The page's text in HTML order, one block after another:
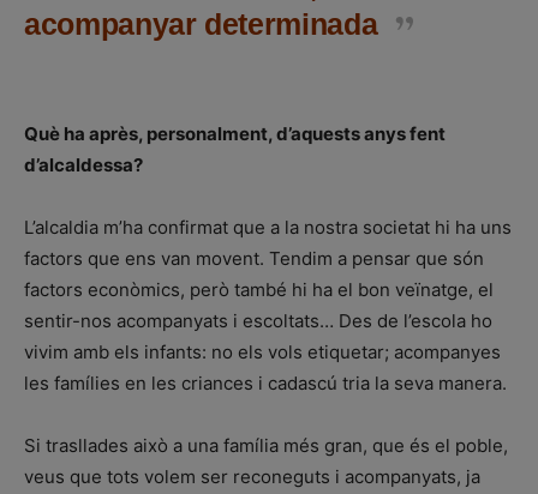
acompanyar determinada
Què ha après, personalment, d’aquests anys fent
d’alcaldessa?
L’alcaldia m’ha confirmat que a la nostra societat hi ha uns
factors que ens van movent. Tendim a pensar que són
factors econòmics, però també hi ha el bon veïnatge, el
sentir-nos acompanyats i escoltats… Des de l’escola ho
vivim amb els infants: no els vols etiquetar; acompanyes
les famílies en les criances i cadascú tria la seva manera.
Si trasllades això a una família més gran, que és el poble,
veus que tots volem ser reconeguts i acompanyats, ja